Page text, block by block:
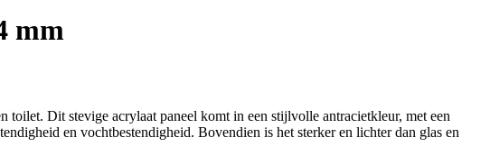
mm
Dit stevige acrylaat paneel komt in een stijlvolle antracietkleur, met een
en vochtbestendigheid. Bovendien is het sterker en lichter dan glas en